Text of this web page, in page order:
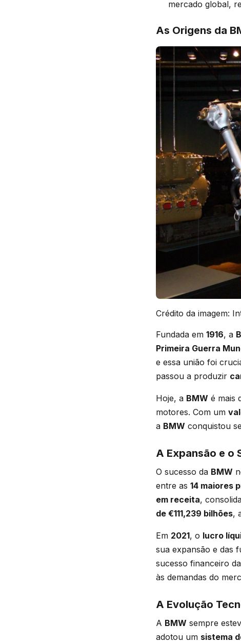
mercado global,
As Origens da
Crédito da imagem:
Fundada em 1916, a
Primeira Guerra
e essa união foi
passou a produzir
Hoje, a BMW é mais
motores. Com um
a BMW conquistou
A Expansão e o
O sucesso da BMW
entre as 14 maiores
em receita,
de €111,239 bilhões,
Em 2021, o lucro
sua expansão e das
sucesso financeiro da
às demandas do
A Evolução
A BMW sempre
adotou um sistema